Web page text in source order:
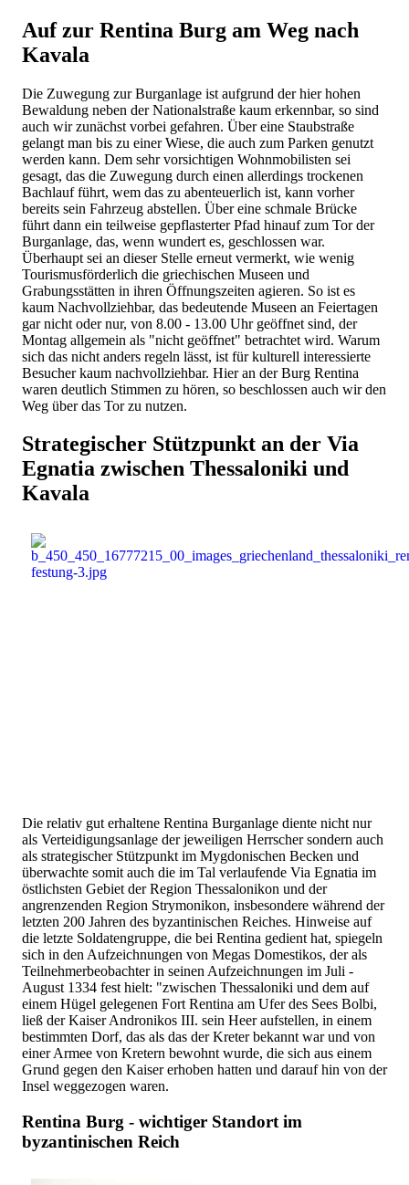
Auf zur Rentina Burg am Weg nach
Kavala
Die Zuwegung zur Burganlage ist aufgrund der hier hohen
Bewaldung neben der Nationalstraße kaum erkennbar, so sind
auch wir zunächst vorbei gefahren. Über eine Staubstraße
gelangt man bis zu einer Wiese, die auch zum Parken genutzt
werden kann. Dem sehr vorsichtigen Wohnmobilisten sei
gesagt, das die Zuwegung durch einen allerdings trockenen
Bachlauf führt, wem das zu abenteuerlich ist, kann vorher
bereits sein Fahrzeug abstellen. Über eine schmale Brücke
führt dann ein teilweise gepflasterter Pfad hinauf zum Tor der
Burganlage, das, wenn wundert es, geschlossen war.
Überhaupt sei an dieser Stelle erneut vermerkt, wie wenig
Tourismusförderlich die griechischen Museen und
Grabungsstätten in ihren Öffnungszeiten agieren. So ist es
kaum Nachvollziehbar, das bedeutende Museen an Feiertagen
gar nicht oder nur, von 8.00 - 13.00 Uhr geöffnet sind, der
Montag allgemein als "nicht geöffnet" betrachtet wird. Warum
sich das nicht anders regeln lässt, ist für kulturell interessierte
Besucher kaum nachvollziehbar. Hier an der Burg Rentina
waren deutlich Stimmen zu hören, so beschlossen auch wir den
Weg über das Tor zu nutzen.
Strategischer Stützpunkt an der Via
Egnatia zwischen Thessaloniki und
Kavala
Die relativ gut erhaltene Rentina Burganlage diente nicht nur
als Verteidigungsanlage der jeweiligen Herrscher sondern auch
als strategischer Stützpunkt im Mygdonischen Becken und
überwachte somit auch die im Tal verlaufende Via Egnatia im
östlichsten Gebiet der Region Thessalonikon und der
angrenzenden Region Strymonikon, insbesondere während der
letzten 200 Jahren des byzantinischen Reiches. Hinweise auf
die letzte Soldatengruppe, die bei Rentina gedient hat, spiegeln
sich in den Aufzeichnungen von Megas Domestikos, der als
Teilnehmerbeobachter in seinen Aufzeichnungen im Juli -
August 1334 fest hielt: "zwischen Thessaloniki und dem auf
einem Hügel gelegenen Fort Rentina am Ufer des Sees Bolbi,
ließ der Kaiser Andronikos III. sein Heer aufstellen, in einem
bestimmten Dorf, das als das der Kreter bekannt war und von
einer Armee von Kretern bewohnt wurde, die sich aus einem
Grund gegen den Kaiser erhoben hatten und darauf hin von der
Insel weggezogen waren.
Rentina Burg - wichtiger Standort im
byzantinischen Reich